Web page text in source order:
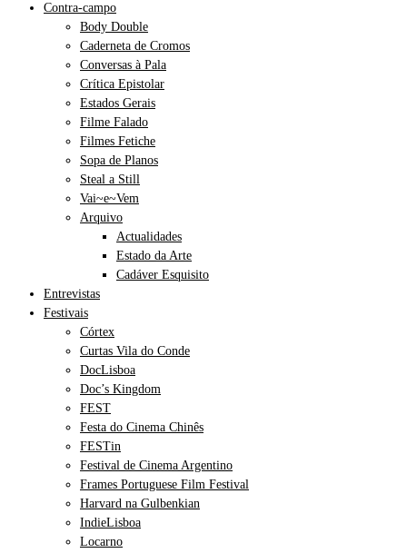
Contra-campo
Body Double
Caderneta de Cromos
Conversas à Pala
Crítica Epistolar
Estados Gerais
Filme Falado
Filmes Fetiche
Sopa de Planos
Steal a Still
Vai~e~Vem
Arquivo
Actualidades
Estado da Arte
Cadáver Esquisito
Entrevistas
Festivais
Córtex
Curtas Vila do Conde
DocLisboa
Doc’s Kingdom
FEST
Festa do Cinema Chinês
FESTin
Festival de Cinema Argentino
Frames Portuguese Film Festival
Harvard na Gulbenkian
IndieLisboa
Locarno